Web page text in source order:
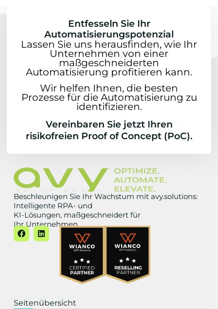
Entfesseln Sie Ihr
Automatisierungspotenzial
Lassen Sie uns herausfinden, wie Ihr
Unternehmen von einer
maßgeschneiderten
Automatisierung profitieren kann.
Wir helfen Ihnen, die besten
Prozesse für die Automatisierung zu
identifizieren.
Vereinbaren Sie jetzt Ihren
risikofreien Proof of Concept (PoC).
Beschleunigen Sie Ihr Wachstum mit avy.solutions:
Intelligente RPA- und
KI-Lösungen, maßgeschneidert für
Ihr Unternehmen.
Seitenübersicht